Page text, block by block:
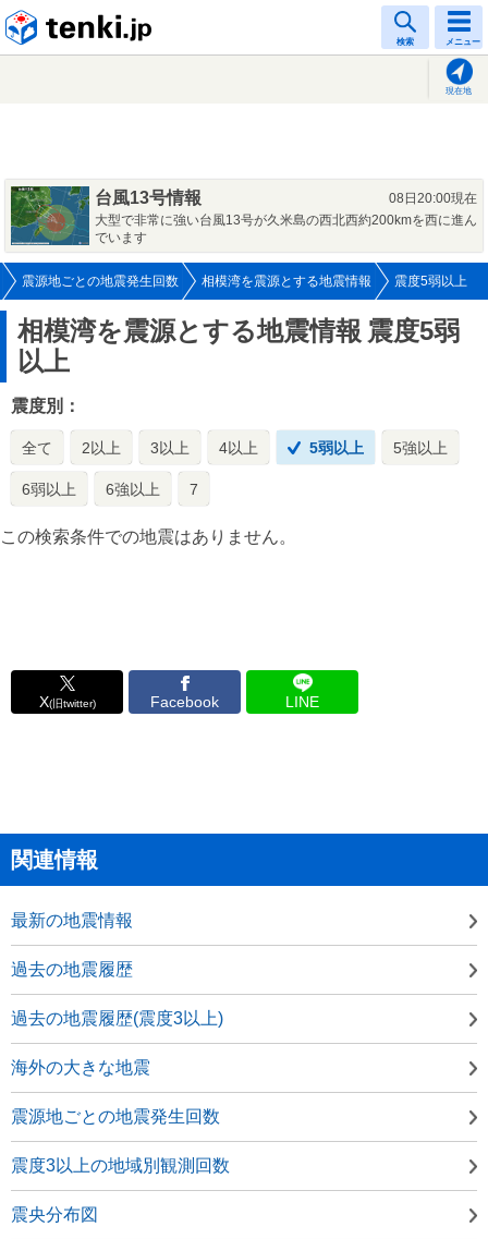
検索 メニュー
現在地
台風13号情報
08日20:00現在
大型で非常に強い台風13号が久米島の西北西約200kmを西に進ん
でいます
震源地ごとの地震発生回数 相模湾を震源とする地震情報 震度5弱以上
相模湾を震源とする地震情報 震度5弱
以上
震度別：
全て 2以上 3以上 4以上 5弱以上 5強以上
6弱以上 6強以上 7
この検索条件での地震はありません。
X(旧twitter) Facebook LINE
関連情報
最新の地震情報
過去の地震履歴
過去の地震履歴(震度3以上)
海外の大きな地震
震源地ごとの地震発生回数
震度3以上の地域別観測回数
震央分布図